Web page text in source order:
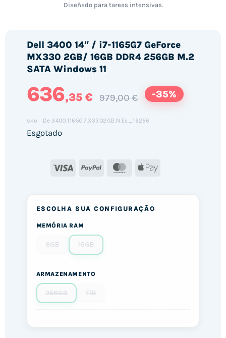
Diseñado para tareas intensivas.
Dell 3400 14″ / i7-1165G7 GeForce
MX330 2GB/ 16GB DDR4 256GB M.2
SATA Windows 11
636,35 € 979,00 € -35%
SKU: De.3400.1165G7.X3302GB.N.Es_16256
Esgotado
Visa PayPal MasterCard
Apple
ESCOLHA SUA CONFIGURAÇÃO
MEMÓRIA RAM
8GB 16GB
ARMAZENAMENTO
256GB 1TB